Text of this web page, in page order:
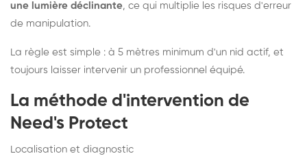
une lumière déclinante, ce qui multiplie les risques d'erreur
de manipulation.
La règle est simple : à 5 mètres minimum d'un nid actif, et
toujours laisser intervenir un professionnel équipé.
La méthode d'intervention de
Need's Protect
Localisation et diagnostic